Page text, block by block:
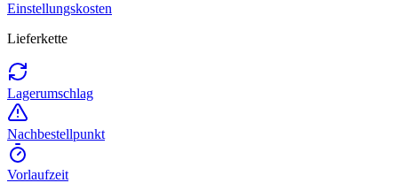
Einstellungskosten
Lieferkette
Lagerumschlag
Nachbestellpunkt
Vorlaufzeit